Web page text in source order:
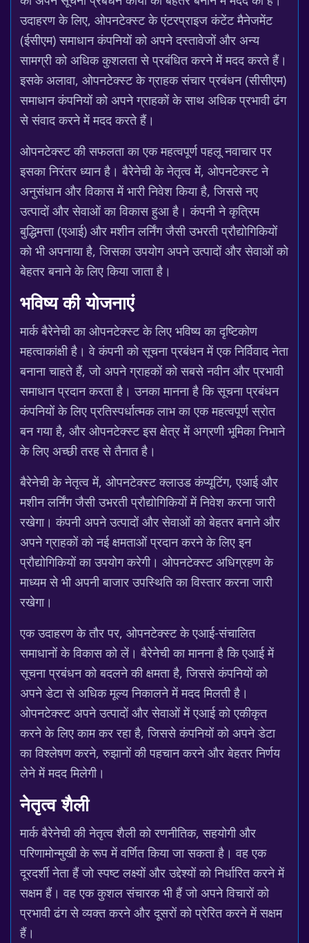
उदाहरण के लिए, ओपनटेक्स्ट के एंटरप्राइज कंटेंट मैनेजमेंट
(ईसीएम) समाधान कंपनियों को अपने दस्तावेजों और अन्य
सामग्री को अधिक कुशलता से प्रबंधित करने में मदद करते हैं।
इसके अलावा, ओपनटेक्स्ट के ग्राहक संचार प्रबंधन (सीसीएम)
समाधान कंपनियों को अपने ग्राहकों के साथ अधिक प्रभावी ढंग
से संवाद करने में मदद करते हैं।
ओपनटेक्स्ट की सफलता का एक महत्वपूर्ण पहलू नवाचार पर
इसका निरंतर ध्यान है। बैरेनेची के नेतृत्व में, ओपनटेक्स्ट ने
अनुसंधान और विकास में भारी निवेश किया है, जिससे नए
उत्पादों और सेवाओं का विकास हुआ है। कंपनी ने कृत्रिम
बुद्धिमत्ता (एआई) और मशीन लर्निंग जैसी उभरती प्रौद्योगिकियों
को भी अपनाया है, जिसका उपयोग अपने उत्पादों और सेवाओं को
बेहतर बनाने के लिए किया जाता है।
भविष्य की योजनाएं
मार्क बैरेनेची का ओपनटेक्स्ट के लिए भविष्य का दृष्टिकोण
महत्वाकांक्षी है। वे कंपनी को सूचना प्रबंधन में एक निर्विवाद नेता
बनाना चाहते हैं, जो अपने ग्राहकों को सबसे नवीन और प्रभावी
समाधान प्रदान करता है। उनका मानना है कि सूचना प्रबंधन
कंपनियों के लिए प्रतिस्पर्धात्मक लाभ का एक महत्वपूर्ण स्रोत
बन गया है, और ओपनटेक्स्ट इस क्षेत्र में अग्रणी भूमिका निभाने
के लिए अच्छी तरह से तैनात है।
बैरेनेची के नेतृत्व में, ओपनटेक्स्ट क्लाउड कंप्यूटिंग, एआई और
मशीन लर्निंग जैसी उभरती प्रौद्योगिकियों में निवेश करना जारी
रखेगा। कंपनी अपने उत्पादों और सेवाओं को बेहतर बनाने और
अपने ग्राहकों को नई क्षमताओं प्रदान करने के लिए इन
प्रौद्योगिकियों का उपयोग करेगी। ओपनटेक्स्ट अधिग्रहण के
माध्यम से भी अपनी बाजार उपस्थिति का विस्तार करना जारी
रखेगा।
एक उदाहरण के तौर पर, ओपनटेक्स्ट के एआई-संचालित
समाधानों के विकास को लें। बैरेनेची का मानना है कि एआई में
सूचना प्रबंधन को बदलने की क्षमता है, जिससे कंपनियों को
अपने डेटा से अधिक मूल्य निकालने में मदद मिलती है।
ओपनटेक्स्ट अपने उत्पादों और सेवाओं में एआई को एकीकृत
करने के लिए काम कर रहा है, जिससे कंपनियों को अपने डेटा
का विश्लेषण करने, रुझानों की पहचान करने और बेहतर निर्णय
लेने में मदद मिलेगी।
नेतृत्व शैली
मार्क बैरेनेची की नेतृत्व शैली को रणनीतिक, सहयोगी और
परिणामोन्मुखी के रूप में वर्णित किया जा सकता है। वह एक
दूरदर्शी नेता हैं जो स्पष्ट लक्ष्यों और उद्देश्यों को निर्धारित करने में
सक्षम हैं। वह एक कुशल संचारक भी हैं जो अपने विचारों को
प्रभावी ढंग से व्यक्त करने और दूसरों को प्रेरित करने में सक्षम
हैं।